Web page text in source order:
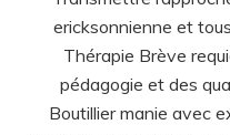
enseignement sont
nous faire partager
formation une